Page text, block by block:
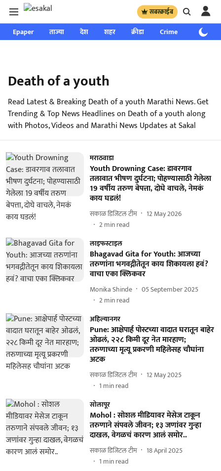
सबस्क्राईब
Epaper ताज्या देश शहर क्रीडा Crime साप्ताहिक
Death of a youth
Read Latest & Breaking Death of a youth Marathi News. Get
Trending & Top News Headlines on Death of a youth along
with Photos, Videos and Marathi News Updates at Sakal
मराठवाडा
Youth Drowning Case: डावरगाव
तलावात भीषण दुर्घटना; पोहण्यासाठी गेलेला
19 वर्षीय तरुण बेपत्ता, दोघे वाचले, नेमकं
काय घडलं!
सकाळ डिजिटल टीम
12 May 2026
2min read
लाइफस्टाइल
Bhagavad Gita for Youth: आजच्या
तरुणांना भगवद्गीतेतून काय शिकायला हवं?
वाचा एका क्लिकवर
Monika Shinde
05 September 2025
2min read
अहिल्यानगर
Pune: आक्षेपार्ह पोस्टच्या वादात घरातून बाहेर
ओढलं, २२८ किमी दूर नेत मारहाण;
तरुणाच्या मृत्यू प्रकरणी महिलेसह चौघांना
अटक
सकाळ डिजिटल टीम
12 May 2025
1 min read
सोलापूर
Mohol : सोशल मीडियावर मेसेज टाकून
तरुणाने संपवले जीवन; १३ जणांवर गुन्हा
दाखल, वेगळचं कारण आलं समाेर..
सकाळ डिजिटल टीम
18 April 2025
1 min read